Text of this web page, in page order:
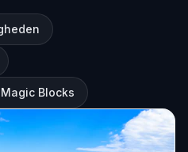
Blocks